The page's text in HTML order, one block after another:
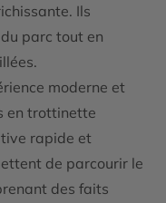
Ils
parc tout en
moderne et
en trottinette
rapide et
de parcourir le
des faits